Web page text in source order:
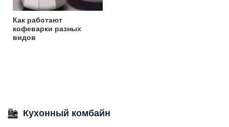
Как работают
кофеварки разных
видов
Кухонный комбайн